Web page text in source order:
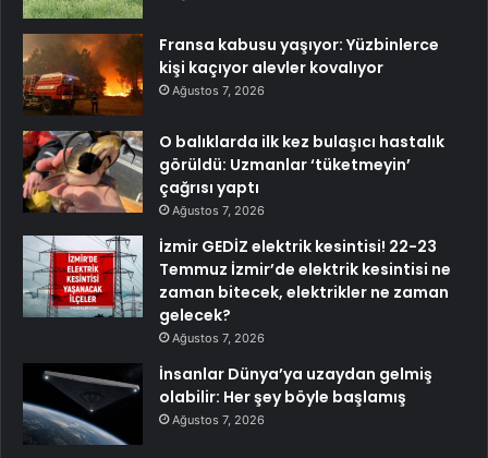
Fransa kabusu yaşıyor: Yüzbinlerce
kişi kaçıyor alevler kovalıyor
Ağustos 7, 2026
O balıklarda ilk kez bulaşıcı hastalık
görüldü: Uzmanlar ‘tüketmeyin’
çağrısı yaptı
Ağustos 7, 2026
İzmir GEDİZ elektrik kesintisi! 22-23
Temmuz İzmir’de elektrik kesintisi ne
zaman bitecek, elektrikler ne zaman
gelecek?
Ağustos 7, 2026
İnsanlar Dünya’ya uzaydan gelmiş
olabilir: Her şey böyle başlamış
Ağustos 7, 2026